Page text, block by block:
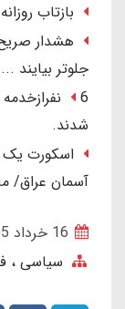
بازتاب
هشدار صریح
جلوتر بیایند ...
6
شدند.
آسمان عراق/
سیاسی ،